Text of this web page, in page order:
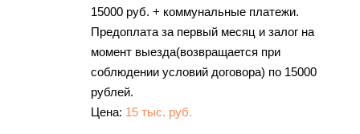
15000 руб. + коммунальные платежи.
Предоплата за первый месяц и залог на
момент выезда(возвращается при
соблюдении условий договора) по 15000
рублей.
Цена: 15 тыс. руб.